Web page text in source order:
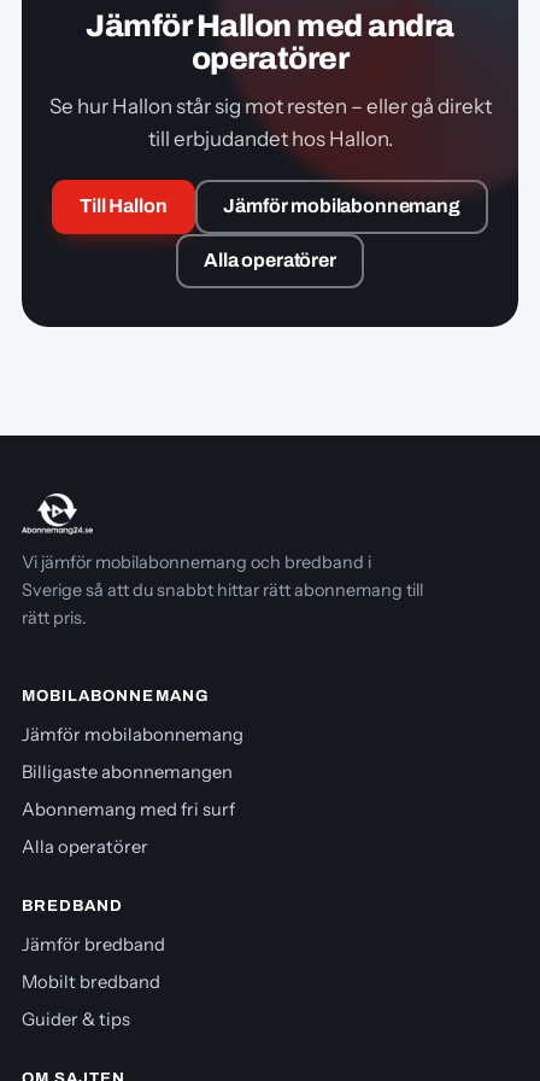
abonnemanget.
Jämför Hallon med andra
operatörer
Se hur Hallon står sig mot resten – eller gå direkt
till erbjudandet hos Hallon.
Till Hallon Jämför mobilabonnemang
Alla operatörer
Vi jämför mobilabonnemang och bredband i
Sverige så att du snabbt hittar rätt abonnemang till
rätt pris.
MOBILABONNEMANG
Jämför mobilabonnemang
Billigaste abonnemangen
Abonnemang med fri surf
Alla operatörer
BREDBAND
Jämför bredband
Mobilt bredband
Guider & tips